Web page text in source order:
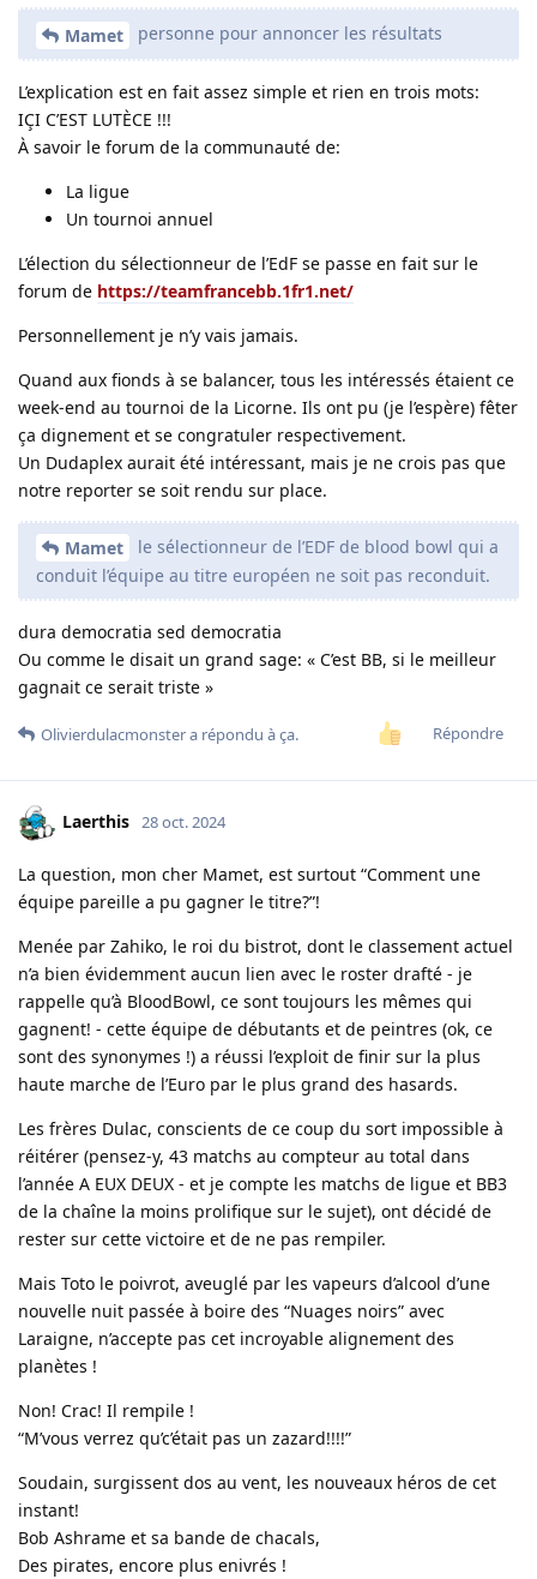
Mamet personne pour annoncer les résultats
L’explication est en fait assez simple et rien en trois mots:
IÇI C’EST LUTÈCE !!!
À savoir le forum de la communauté de:
La ligue
Un tournoi annuel
L’élection du sélectionneur de l’EdF se passe en fait sur le
forum de https://teamfrancebb.1fr1.net/
Personnellement je n’y vais jamais.
Quand aux fionds à se balancer, tous les intéressés étaient ce
week-end au tournoi de la Licorne. Ils ont pu (je l’espère) fêter
ça dignement et se congratuler respectivement.
Un Dudaplex aurait été intéressant, mais je ne crois pas que
notre reporter se soit rendu sur place.
Mamet
le sélectionneur de l’EDF de blood bowl qui a
conduit l’équipe au titre européen ne soit pas reconduit.
dura democratia sed democratia
Ou comme le disait un grand sage: « C’est BB, si le meilleur
gagnait ce serait triste »
Répondre
Olivierdulacmonstera répondu à ça.
Laerthis 28 oct. 2024
La question, mon cher Mamet, est surtout “Comment une
équipe pareille a pu gagner le titre?”!
Menée par Zahiko, le roi du bistrot, dont le classement actuel
n’a bien évidemment aucun lien avec le roster drafté - je
rappelle qu’à BloodBowl, ce sont toujours les mêmes qui
gagnent! - cette équipe de débutants et de peintres (ok, ce
sont des synonymes !) a réussi l’exploit de finir sur la plus
haute marche de l’Euro par le plus grand des hasards.
Les frères Dulac, conscients de ce coup du sort impossible à
réitérer (pensez-y, 43 matchs au compteur au total dans
l’année A EUX DEUX - et je compte les matchs de ligue et BB3
de la chaîne la moins prolifique sur le sujet), ont décidé de
rester sur cette victoire et de ne pas rempiler.
Mais Toto le poivrot, aveuglé par les vapeurs d’alcool d’une
nouvelle nuit passée à boire des “Nuages noirs” avec
Laraigne, n’accepte pas cet incroyable alignement des
planètes !
Non! Crac! Il rempile !
“M’vous verrez qu’c’était pas un zazard!!!!”
Soudain, surgissent dos au vent, les nouveaux héros de cet
instant!
Bob Ashrame et sa bande de chacals,
Des pirates, encore plus enivrés !